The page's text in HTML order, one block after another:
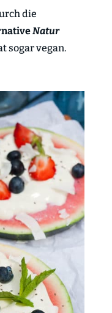
die
Natur
sogar vegan.